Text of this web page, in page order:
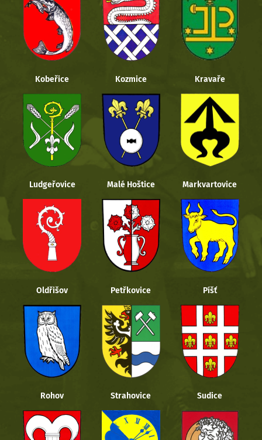
Kobeřice Kozmice Kravaře
Ludgeřovice Malé Hoštice Markvartovice
Oldřišov Petřkovice Píšť
Rohov Strahovice Sudice